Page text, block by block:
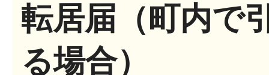
転居届（町内で
る場合）